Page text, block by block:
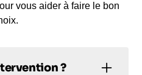
vous aider à faire le bon
?